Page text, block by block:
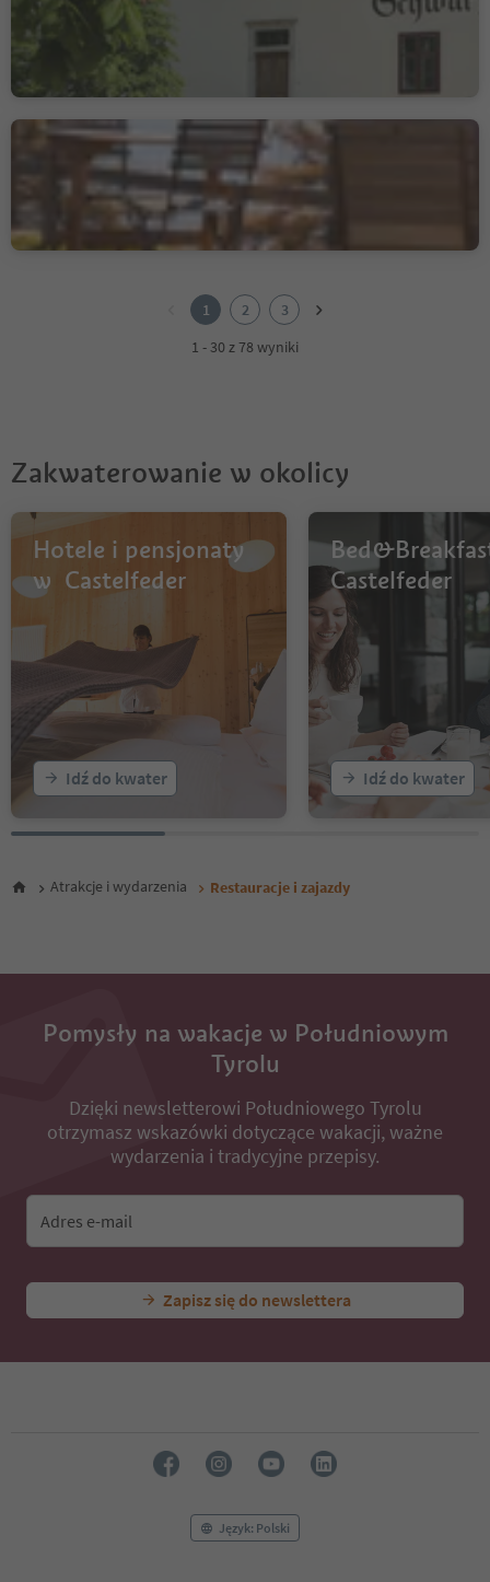
Cortaccia s.S.d.V./Kurtatsch, Kurtatsch an der Weinstraße/Cortaccia sulla Strada del Vino, Alto Adige Wine Road
Albergo Zirmerhof
Redagno/Radein, Aldein/Aldino
1 2
3
1 - 30 z 78 wyniki
Zakwaterowanie w okolicy
Hotele i pensjonaty
w Castelfeder
Idź do kwater
Castelfeder
Idź do kwater
Atrakcje i wydarzenia Restauracje i zajazdy
Pomysły na wakacje w Południowym
Tyrolu
Dzięki newsletterowi Południowego Tyrolu
otrzymasz wskazówki dotyczące wakacji, ważne
wydarzenia i tradycyjne przepisy.
Adres e-mail
Zapisz się do newslettera
Język: Polski